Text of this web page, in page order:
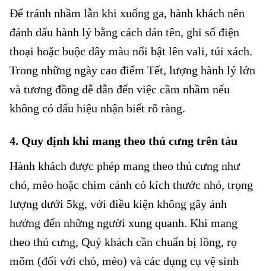
Để tránh nhầm lẫn khi xuống ga, hành khách nên
đánh dấu hành lý bằng cách dán tên, ghi số điện
thoại hoặc buộc dây màu nổi bật lên vali, túi xách.
Trong những ngày cao điểm Tết, lượng hành lý lớn
và tương đồng dễ dẫn đến việc cầm nhầm nếu
không có dấu hiệu nhận biết rõ ràng.
4. Quy định khi mang theo thú cưng trên tàu
Hành khách được phép mang theo thú cưng như
chó, mèo hoặc chim cảnh có kích thước nhỏ, trọng
lượng dưới 5kg, với điều kiện không gây ảnh
hưởng đến những người xung quanh. Khi mang
theo thú cưng, Quý khách cần chuẩn bị lồng, rọ
mõm (đối với chó, mèo) và các dụng cụ vệ sinh